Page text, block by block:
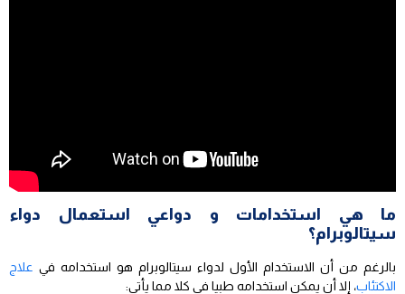
ما هي استخدامات و دواعي استعمال دواء
سيتالوبرام؟
بالرغم من أن الاستخدام الأول لدواء سيتالوبرام هو استخدامه في علاج
الاكتئاب، إلا أن يمكن استخدامه طبيا في كلا مما يأتي: